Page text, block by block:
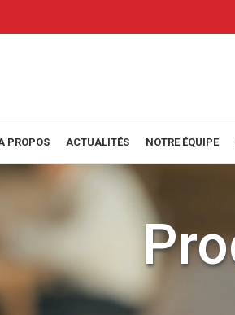
PROPOS ACTUALITÉS NOTRE ÉQUIPE